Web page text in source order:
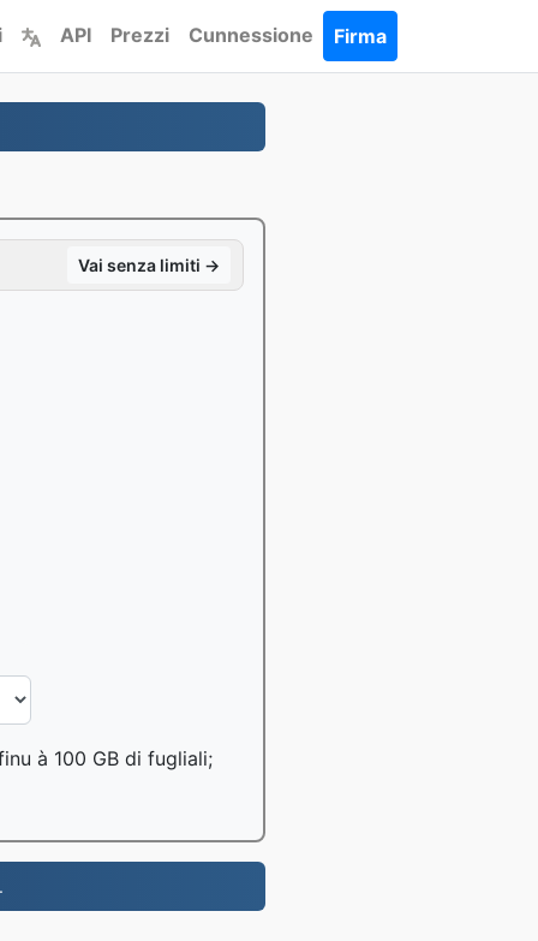
API Prezzi Cunnessione Firma
Vai senza limiti →
à 100 GB di fugliali;